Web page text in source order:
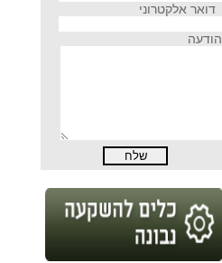
דואר אלקטרוני
הודעה